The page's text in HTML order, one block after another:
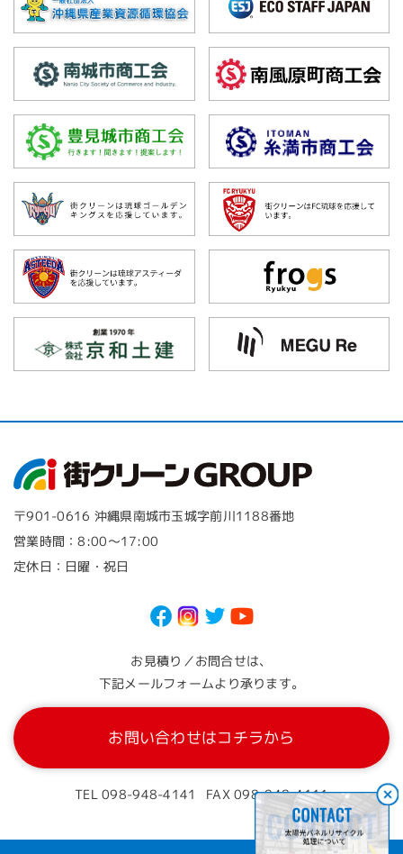
〒901-0616 沖縄県南城市玉城字前川1188番地
営業時間：8:00～17:00
定休日：日曜・祝日
お見積り／お問合せは、
下記メールフォームより承ります。
お問い合わせはコチラから
TEL 098-948-4141 FAX 098-948-4111